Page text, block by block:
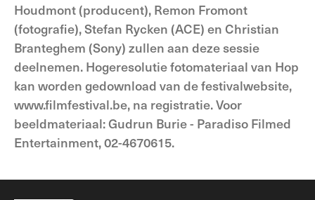
Houdmont (producent), Remon Fromont
(fotografie), Stefan Rycken (ACE) en Christian
Branteghem (Sony) zullen aan deze sessie
deelnemen. Hogeresolutie fotomateriaal van Hop
kan worden gedownload van de festivalwebsite,
www.filmfestival.be, na registratie. Voor
beeldmateriaal: Gudrun Burie - Paradiso Filmed
Entertainment, 02-4670615.